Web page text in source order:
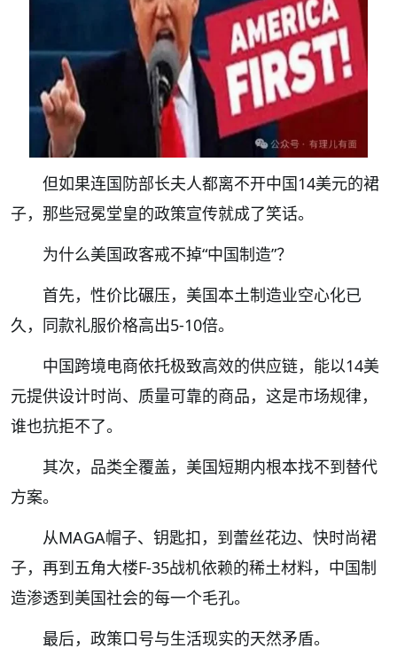
但如果连国防部长夫人都离不开中国14美元的裙
子，那些冠冕堂皇的政策宣传就成了笑话。
为什么美国政客戒不掉“中国制造”？
首先，性价比碾压，美国本土制造业空心化已
久，同款礼服价格高出5-10倍。
中国跨境电商依托极致高效的供应链，能以14美
元提供设计时尚、质量可靠的商品，这是市场规律，
谁也抗拒不了。
其次，品类全覆盖，美国短期内根本找不到替代
方案。
从MAGA帽子、钥匙扣，到蕾丝花边、快时尚裙
子，再到五角大楼F-35战机依赖的稀土材料，中国制
造渗透到美国社会的每一个毛孔。
最后，政策口号与生活现实的天然矛盾。